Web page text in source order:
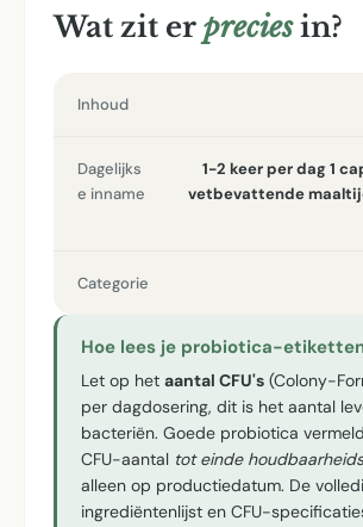
Wat zit er preciesin?
Inhoud
Dagelijks
e inname
1-2 keer per dag 1
vetbevattende
Categorie
Hoe lees je probiotica-
Let op het aantal CFU's (Colony-
per dagdosering, dit is het aantal
bacteriën. Goede probiotica
CFU-aantal tot einde
alleen op productiedatum. De
ingrediëntenlijst en CFU-